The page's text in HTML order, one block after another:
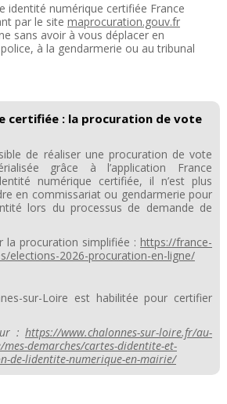
identité numérique certifiée France
par le site maprocuration.gouv.fr
sans avoir à vous déplacer en
à la gendarmerie ou au tribunal
certifiée : la procuration de vote
de réaliser une procuration de vote
grâce à l’application France
numérique certifiée, il n’est plus
en commissariat ou gendarmerie pour
lors du processus de demande de
la procuration simplifiée : https://france-
elections-2026-procuration-en-ligne/
sur-Loire est habilitée pour certifier
:https://www.chalonnes-sur-loire.fr/au-
demarches/cartes-didentite-et-
de-lidentite-numerique-en-mairie/